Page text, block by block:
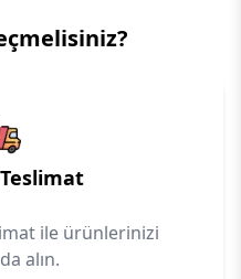
ile ürünlerinizi
alın.